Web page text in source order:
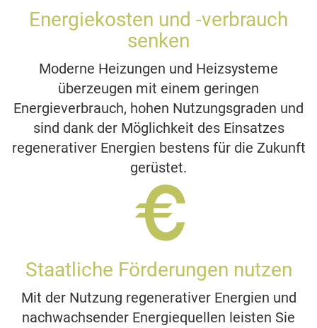
Energiekosten und -verbrauch
senken
Moderne Heizungen und Heizsysteme
überzeugen mit einem geringen
Energieverbrauch, hohen Nutzungsgraden und
sind dank der Möglichkeit des Einsatzes
regenerativer Energien bestens für die Zukunft
gerüstet.
Staatliche Förderungen nutzen
Mit der Nutzung regenerativer Energien und
nachwachsender Energiequellen leisten Sie